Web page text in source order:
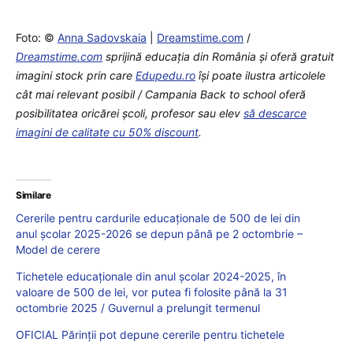
Foto: © Anna Sadovskaia Dreamstime.com /
Dreamstime.com sprijină educaţia din România şi oferă gratuit
imagini stock prin care Edupedu.ro îşi poate ilustra articolele
cât mai relevant posibil / Campania Back to school oferă
posibilitatea oricărei școli, profesor sau elev să descarce
imagini de calitate cu 50% discount.
Similare
Cererile pentru cardurile educaționale de 500 de lei din
anul școlar 2025-2026 se depun până pe 2 octombrie –
Model de cerere
Tichetele educaționale din anul școlar 2024-2025, în
valoare de 500 de lei, vor putea fi folosite până la 31
octombrie 2025 / Guvernul a prelungit termenul
OFICIAL Părinții pot depune cererile pentru tichetele